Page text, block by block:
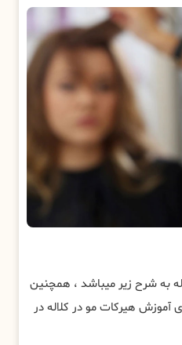
شرح زیر میباشد ، همچنین
آموزش هیرکات مو در کلاله در